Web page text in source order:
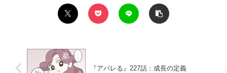
『アパレる』227話：成長の定義